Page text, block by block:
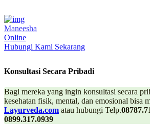
Maneesha
Online
Hubungi Kami Sekarang
Konsultasi Secara Pribadi
Bagi mereka yang ingin konsultasi secara
kesehatan fisik, mental, dan emosional bisa
Layurveda.com atau hubungi Telp.
0899.317.0939